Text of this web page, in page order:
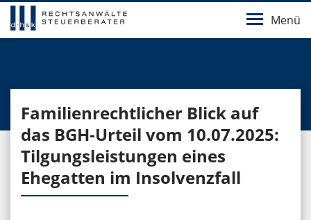
Menü
Familienrechtlicher Blick auf
das BGH-Urteil vom 10.07.2025:
Tilgungsleistungen eines
Ehegatten im Insolvenzfall